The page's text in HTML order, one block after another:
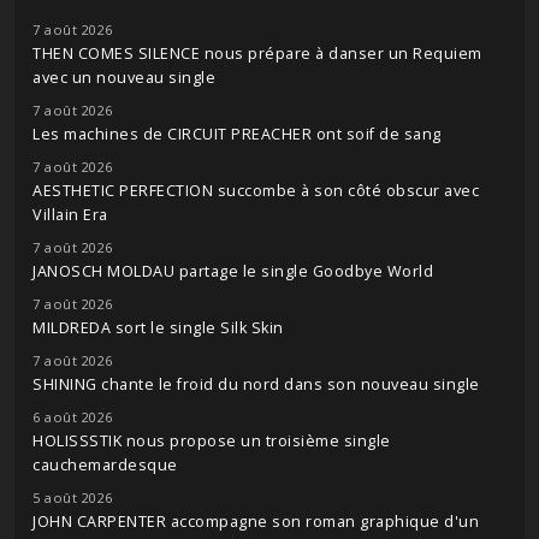
7 août 2026
THEN COMES SILENCE nous prépare à danser un Requiem
avec un nouveau single
7 août 2026
Les machines de CIRCUIT PREACHER ont soif de sang
7 août 2026
AESTHETIC PERFECTION succombe à son côté obscur avec
Villain Era
7 août 2026
JANOSCH MOLDAU partage le single Goodbye World
7 août 2026
MILDREDA sort le single Silk Skin
7 août 2026
SHINING chante le froid du nord dans son nouveau single
6 août 2026
HOLISSSTIK nous propose un troisième single
cauchemardesque
5 août 2026
JOHN CARPENTER accompagne son roman graphique d'un